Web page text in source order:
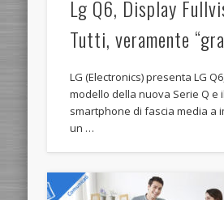
Lg Q6, Display
Tutti, veramente
LG (Electronics) presenta LG
modello della nuova Serie Q e
smartphone di fascia media a
un …